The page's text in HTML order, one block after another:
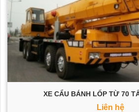
XE CẨU BÁNH LỐP TỪ 70
Liên hệ